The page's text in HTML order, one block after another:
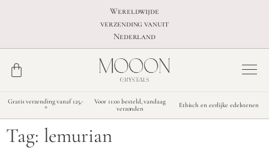
Wereldwijde
verzending vanuit
Nederland
Gratis verzending vanaf 125,-
*
Voor 11:00 besteld, vandaag
verzonden
Ethisch en eerlijke edelstenen
Tag: lemurian